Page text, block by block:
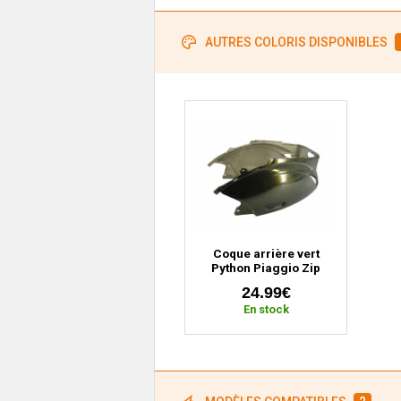
AUTRES COLORIS DISPONIBLES
Coque arrière vert
Python Piaggio Zip
24.99€
En stock